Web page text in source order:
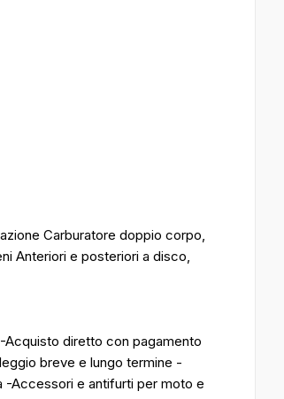
Carburatore doppio corpo,
Anteriori e posteriori a disco,
diretto con pagamento
breve e lungo termine -
-Accessori e antifurti per moto e